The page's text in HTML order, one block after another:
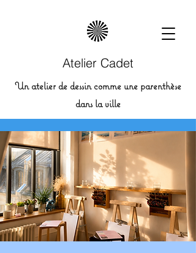
Atelier Cadet
Un atelier de dessin comme une parenthèse
dans la ville